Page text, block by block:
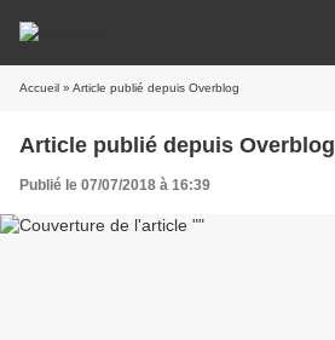
Accueil » Article publié depuis Overblog
Article publié depuis Overblog
Publié le 07/07/2018 à 16:39